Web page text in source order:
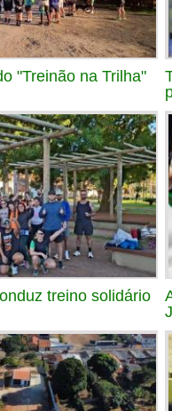
"Treinão na Trilha"
treino solidário